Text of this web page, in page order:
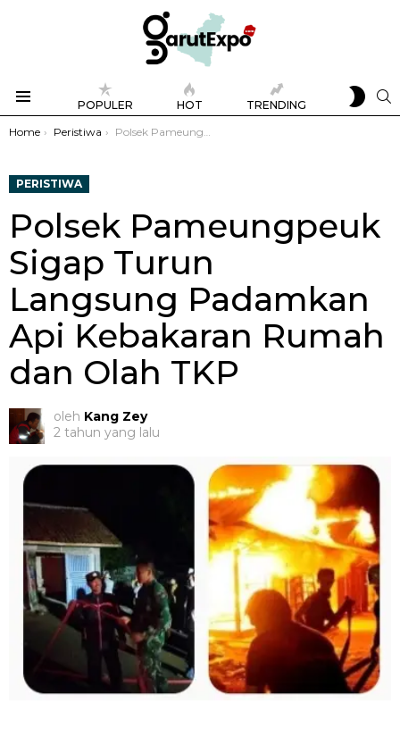
POPULER HOT TRENDING
SKIN
You are here:
Home Peristiwa Polsek Pameungpeuk Sigap Turun Langsung Padamkan Api Kebakaran Rumah dan Olah TKP
PERISTIWA
Polsek Pameungpeuk
Sigap Turun
Langsung Padamkan
Api Kebakaran Rumah
dan Olah TKP
oleh Kang Zey
2 tahun yang lalu